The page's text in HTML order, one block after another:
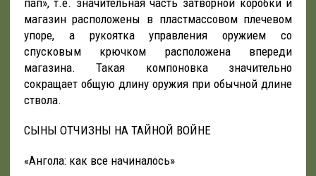
пап», т.е. значительная часть затворной коробки и
магазин расположены в пластмассовом плечевом
упоре, а рукоятка управления оружием со
спусковым крючком расположена впереди
магазина. Такая компоновка значительно
сокращает общую длину оружия при обычной длине
ствола.
СЫНЫ ОТЧИЗНЫ НА ТАЙНОЙ ВОЙНЕ
«Ангола: как все начиналось»